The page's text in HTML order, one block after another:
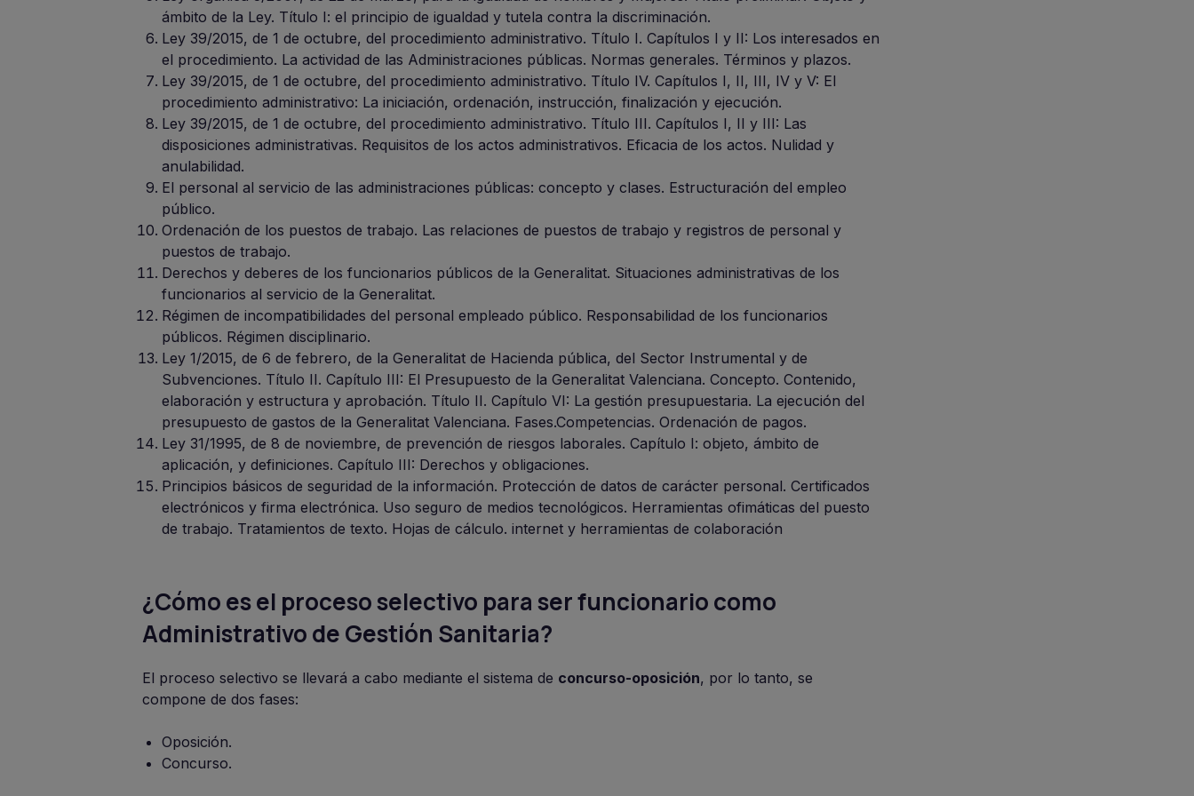
ámbito de la Ley. Título I: el principio de igualdad y tutela contra la discriminación.
Ley 39/2015, de 1 de octubre, del procedimiento administrativo. Título I. Capítulos I y II: Los interesados en
el procedimiento. La actividad de las Administraciones públicas. Normas generales. Términos y plazos.
Ley 39/2015, de 1 de octubre, del procedimiento administrativo. Título IV. Capítulos I, II, III, IV y V: El
procedimiento administrativo: La iniciación, ordenación, instrucción, finalización y ejecución.
Ley 39/2015, de 1 de octubre, del procedimiento administrativo. Título III. Capítulos I, II y III: Las
disposiciones administrativas. Requisitos de los actos administrativos. Eficacia de los actos. Nulidad y
anulabilidad.
El personal al servicio de las administraciones públicas: concepto y clases. Estructuración del empleo
público.
Ordenación de los puestos de trabajo. Las relaciones de puestos de trabajo y registros de personal y
puestos de trabajo.
Derechos y deberes de los funcionarios públicos de la Generalitat. Situaciones administrativas de los
funcionarios al servicio de la Generalitat.
Régimen de incompatibilidades del personal empleado público. Responsabilidad de los funcionarios
públicos. Régimen disciplinario.
Ley 1/2015, de 6 de febrero, de la Generalitat de Hacienda pública, del Sector Instrumental y de
Subvenciones. Título II. Capítulo III: El Presupuesto de la Generalitat Valenciana. Concepto. Contenido,
elaboración y estructura y aprobación. Título II. Capítulo VI: La gestión presupuestaria. La ejecución del
presupuesto de gastos de la Generalitat Valenciana. Fases.Competencias. Ordenación de pagos.
Ley 31/1995, de 8 de noviembre, de prevención de riesgos laborales. Capítulo I: objeto, ámbito de
aplicación, y definiciones. Capítulo III: Derechos y obligaciones.
Principios básicos de seguridad de la información. Protección de datos de carácter personal. Certificados
electrónicos y firma electrónica. Uso seguro de medios tecnológicos. Herramientas ofimáticas del puesto
de trabajo. Tratamientos de texto. Hojas de cálculo. internet y herramientas de colaboración
¿Cómo es el proceso selectivo para ser funcionario como
Administrativo de Gestión Sanitaria?
El proceso selectivo se llevará a cabo mediante el sistema de concurso-oposición, por lo tanto, se
compone de dos fases:
Oposición.
Concurso.